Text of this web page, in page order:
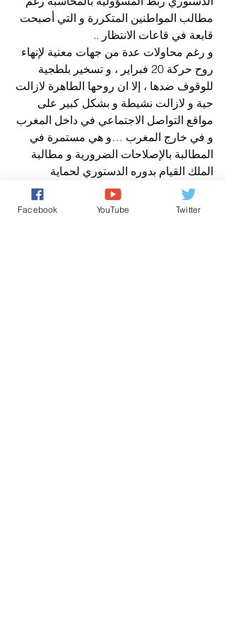
مطالب المواطنين المتكررة و التي أصبحت
قابعة في قاعات الانتظار ..
و رغم محاولات عدة من جهات معنية لإنهاء
روح حركة 20 فبراير ، و تسخير بلطجية
للوقوف ضدها ، إلا ان روحها الطاهرة لازالت
حية و لازالت نشيطة و بشكل كبير على
مواقع التواصل الاجتماعي في داخل المغرب
و في خارج المغرب …و هي مستمرة في
المطالبة بالإصلاحات الضرورية و مطالبة
الملك القيام بدوره الدستوري لحماية
الحقوق و الحريات و التوزيع العادل للثروة ،
و إسقاط الفساد و محاسبة الفاسدين.Facebook YouTube Twitter